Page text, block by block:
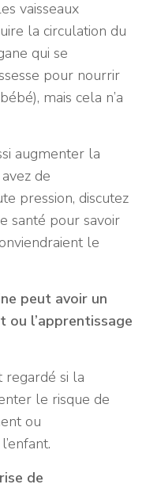
vaisseaux
la circulation du
qui se
pour nourrir
mais cela n’a
augmenter la
de
pression, discutez
santé pour savoir
le
peut avoir un
ou l’apprentissage
regardé si la
le risque de
ou
de